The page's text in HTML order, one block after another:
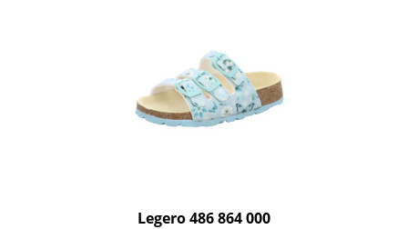
Legero 486 864 000